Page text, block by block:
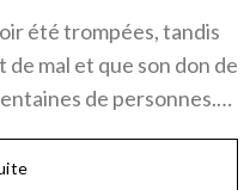
été trompées, tandis
mal et que son don de
de personnes.…